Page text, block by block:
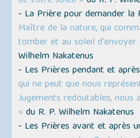
- La Prière pour demander la
Maître de la nature, qui
tomber et au soleil d'envoyer
Wilhelm Nakatenus
- Les Prières pendant et
qui ne peut que nous
Jugements redoutables,
» du R. P. Wilhelm Nakatenus
- Les Prières avant et après